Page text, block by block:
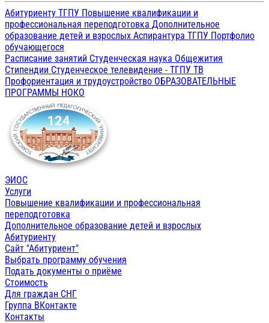
Абитуриенту ТГПУ Повышение квалификации и
профессиональная переподготовка Дополнительное
образование детей и взрослых Аспирантура ТГПУ Портфолио
обучающегося
Расписание занятий Студенческая наука Общежития
Стипендии Студенческое телевидение - ТГПУ ТВ
Профориентация и трудоустройство ОБРАЗОВАТЕЛЬНЫЕ
ПРОГРАММЫ НОКО
ЭИОС
Услуги
Повышение квалификации и профессиональная
переподготовка
Дополнительное образование детей и взрослых
Абитуриенту
Сайт "Абитуриент"
Выбрать программу обучения
Подать документы о приёме
Стоимость
Для граждан СНГ
Группа ВКонтакте
Контакты